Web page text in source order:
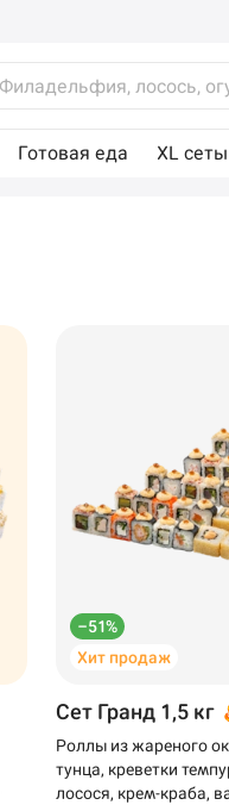
Готовая еда XL сеты
–51%
Хит продаж
Сет Гранд 1,5 кг
Роллы из жареного
тунца, креветки
лосося, крем-краба,